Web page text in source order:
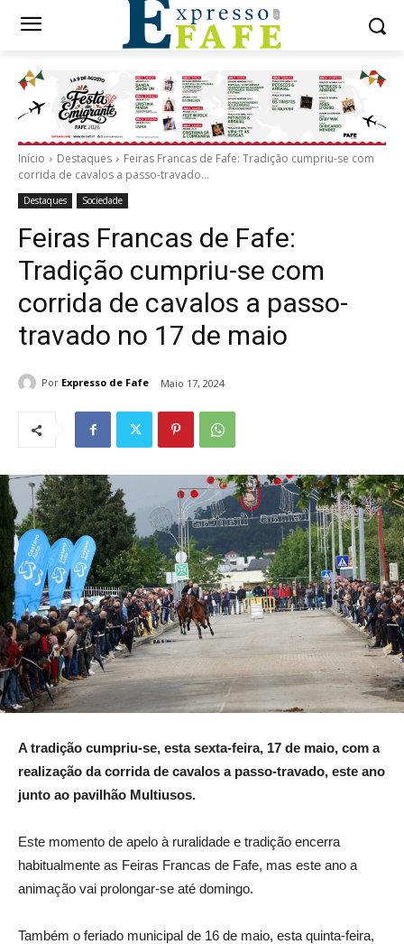
Início Destaques
Feiras Francas de Fafe: Tradição cumpriu-se com
corrida de cavalos a passo-travado...
Destaques Sociedade
Feiras Francas de Fafe:
Tradição cumpriu-se com
corrida de cavalos a passo-
travado no 17 de maio
Por Expresso de Fafe Maio 17, 2024
A tradição cumpriu-se, esta sexta-feira, 17 de maio, com a
realização da corrida de cavalos a passo-travado, este ano
junto ao pavilhão Multiusos.
Este momento de apelo à ruralidade e tradição encerra
habitualmente as Feiras Francas de Fafe, mas este ano a
animação vai prolongar-se até domingo.
Também o feriado municipal de 16 de maio, esta quinta-feira,